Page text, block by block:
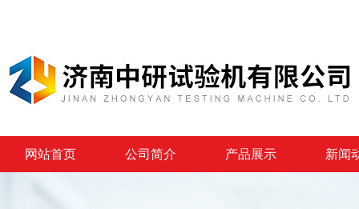
网站首页 公司简介 产品展示 新闻